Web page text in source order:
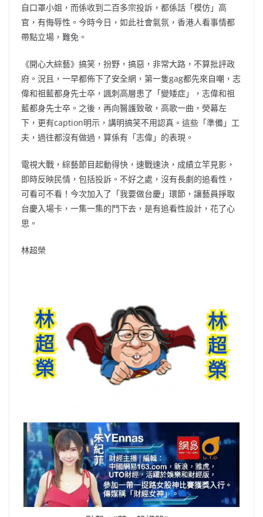
自口罩小姐，而係收到二百多宗投訴，都係話「模仿」高
官，有侮辱性。今時今日，如此社會氣氛，香港人看事情都
帶點立場，難免。
《開心大綜藝》搞笑，扮野，搞惡，非常大路，不算批評政
府。況且，一早都佈下了安全網，第一隻gag都先來自嘲，志
偉和祖藍都身先士卒，諷刺高層患了「變矮症」，志偉和祖
藍都身先士卒。之後，再向醫護致敬，高歌一曲，熒幕左
下，更有caption明示，講明搞笑不用認真。這些「準備」工
夫，過往都沒有做過，算係有「志偉」的表現。
電視大戰，綜藝節目起動得快，速戰速決，成績立竿見影，
即時反映民情，包括投訴。不好之處，沒有長劇的追看性，
可看可不看！今次加入了「我要做台慶」環節，讓藝員掙取
台慶入場卡，一集一集的鬥下去，是有追看性設計，花了心
思。
林超榮